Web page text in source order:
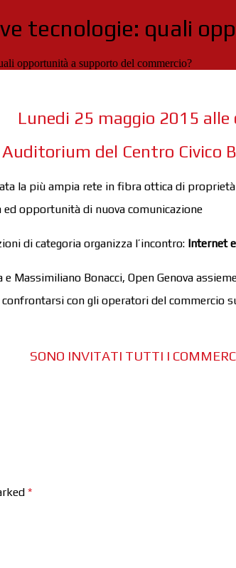
tecnologie: quali
opportunità a supporto del commercio?
Lunedi 25 maggio 2015 alle
Auditorium del Centro Civico
la più ampia rete in fibra ottica di
opportunità di nuova comunicazione
di categoria organizza l’incontro: Internet
Massimiliano Bonacci, Open Genova
con gli operatori del
SONO INVITATI TUTTI I
*